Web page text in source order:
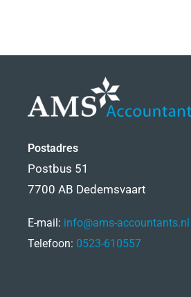
Postadres
Postbus 51
7700 AB Dedemsvaart
E-mail: info@ams-accountants.nl
Telefoon: 0523-610557